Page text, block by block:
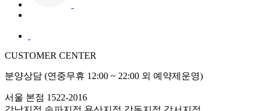
CUSTOMER CENTER
분양상담 (연중무휴 12:00 ~ 22:00 외 예약제운영)
서울 본점 1522-2016